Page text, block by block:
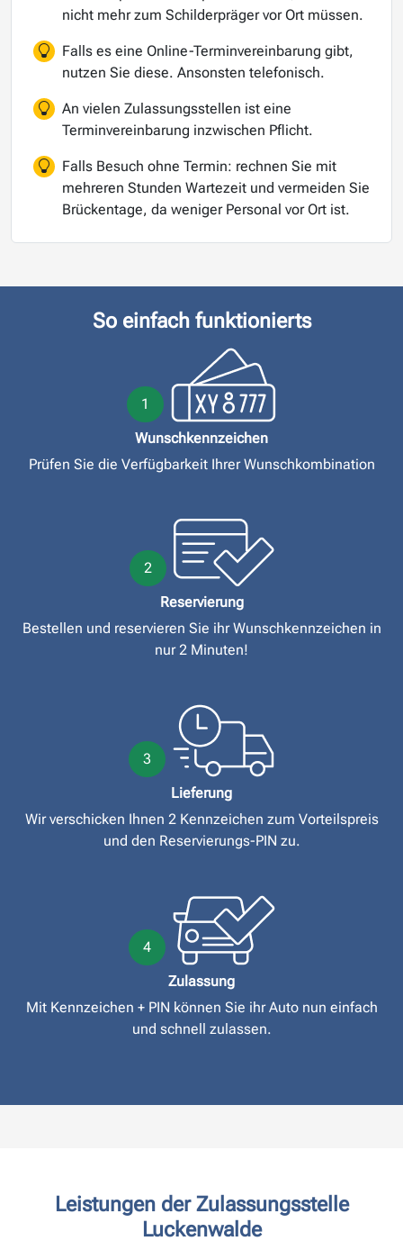
nicht mehr zum Schilderpräger vor Ort müssen.
Falls es eine Online-Terminvereinbarung gibt,
nutzen Sie diese. Ansonsten telefonisch.
An vielen Zulassungsstellen ist eine
Terminvereinbarung inzwischen Pflicht.
Falls Besuch ohne Termin: rechnen Sie mit
mehreren Stunden Wartezeit und vermeiden Sie
Brückentage, da weniger Personal vor Ort ist.
So einfach funktionierts
1
Wunschkennzeichen
Prüfen Sie die Verfügbarkeit Ihrer Wunschkombination
2
Reservierung
Bestellen und reservieren Sie ihr Wunschkennzeichen in
nur 2 Minuten!
3
Lieferung
Wir verschicken Ihnen 2 Kennzeichen zum Vorteilspreis
und den Reservierungs-PIN zu.
4
Zulassung
Mit Kennzeichen + PIN können Sie ihr Auto nun einfach
und schnell zulassen.
Leistungen der Zulassungsstelle
Luckenwalde